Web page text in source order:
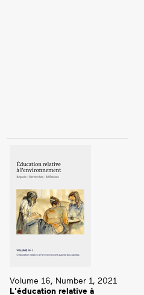
Volume 16, Number 1, 2021
L'éducation relative à